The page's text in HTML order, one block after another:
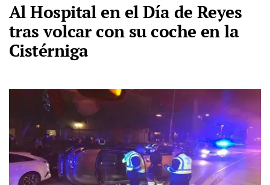
Al Hospital en el Día de Reyes
tras volcar con su coche en la
Cistérniga